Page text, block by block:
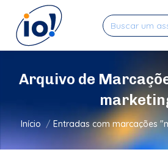
Search:
Arquivo de
Você está aqui:
Início Entradas com marcações